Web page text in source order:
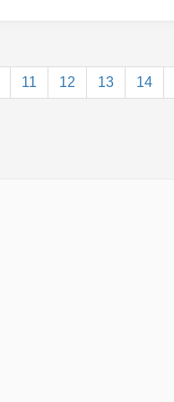
11 12 13 14